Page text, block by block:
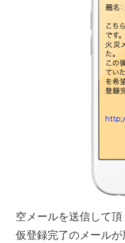
空メールを送信して
仮登録完了のメール